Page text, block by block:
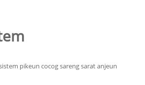
pikeun cocog sareng sarat anjeun